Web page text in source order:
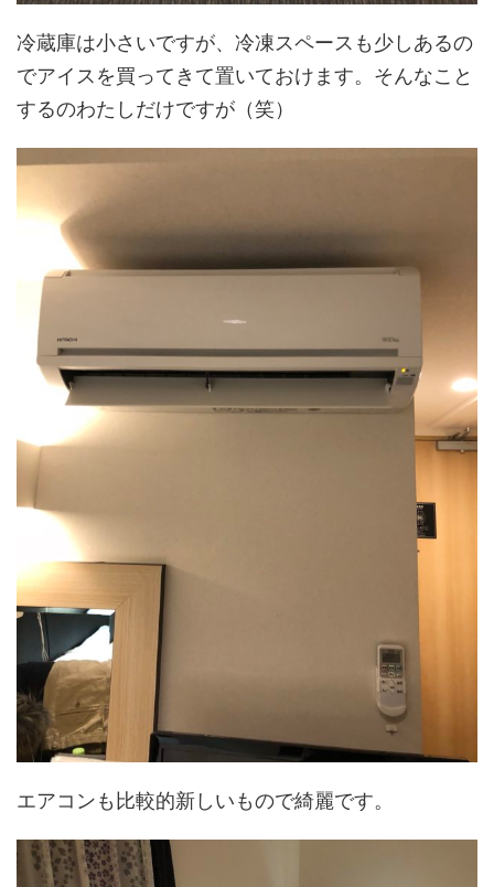
冷蔵庫は小さいですが、冷凍スペースも少しあるの
でアイスを買ってきて置いておけます。そんなこと
するのわたしだけですが（笑）
エアコンも比較的新しいもので綺麗です。